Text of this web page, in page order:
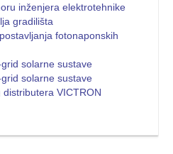
inženjera elektrotehnike
gradilišta
fotonaponskih
solarne sustave
solarne sustave
VICTRON